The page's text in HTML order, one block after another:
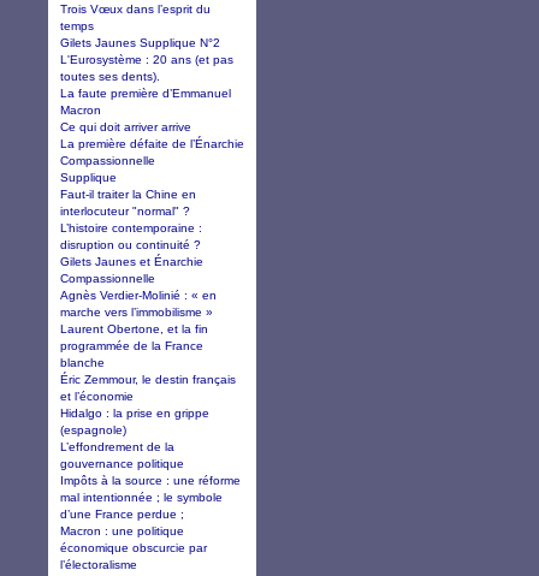
Trois Vœux dans l’esprit du
temps
Gilets Jaunes Supplique N°2
L'Eurosystème : 20 ans (et pas
toutes ses dents).
La faute première d’Emmanuel
Macron
Ce qui doit arriver arrive
La première défaite de l’Énarchie
Compassionnelle
Supplique
Faut-il traiter la Chine en
interlocuteur "normal" ?
L’histoire contemporaine :
disruption ou continuité ?
Gilets Jaunes et Énarchie
Compassionnelle
Agnès Verdier-Molinié : « en
marche vers l’immobilisme »
Laurent Obertone, et la fin
programmée de la France
blanche
Éric Zemmour, le destin français
et l’économie
Hidalgo : la prise en grippe
(espagnole)
L’effondrement de la
gouvernance politique
Impôts à la source : une réforme
mal intentionnée ; le symbole
d’une France perdue ;
Macron : une politique
économique obscurcie par
l’électoralisme